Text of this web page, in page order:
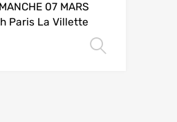
07 MARS
Paris La Villette